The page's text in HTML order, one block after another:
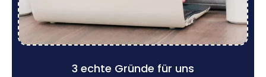
3 echte Gründe für uns